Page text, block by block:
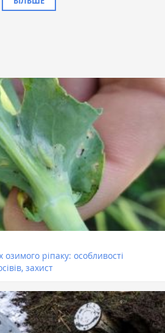
озимого ріпаку: особливості
захист